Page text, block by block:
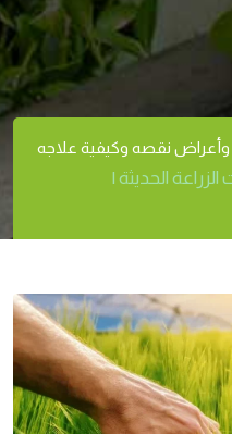
وأعراض نقصه وكيفية علاجه
الزراعة الحديثة |